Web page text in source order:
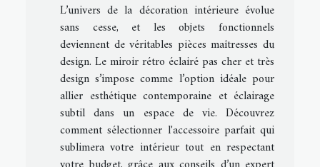
L’univers de la décoration intérieure évolue
sans cesse, et les objets fonctionnels
deviennent de véritables pièces maîtresses du
design. Le miroir rétro éclairé pas cher et très
design s’impose comme l’option idéale pour
allier esthétique contemporaine et éclairage
subtil dans un espace de vie. Découvrez
comment sélectionner l'accessoire parfait qui
sublimera votre intérieur tout en respectant